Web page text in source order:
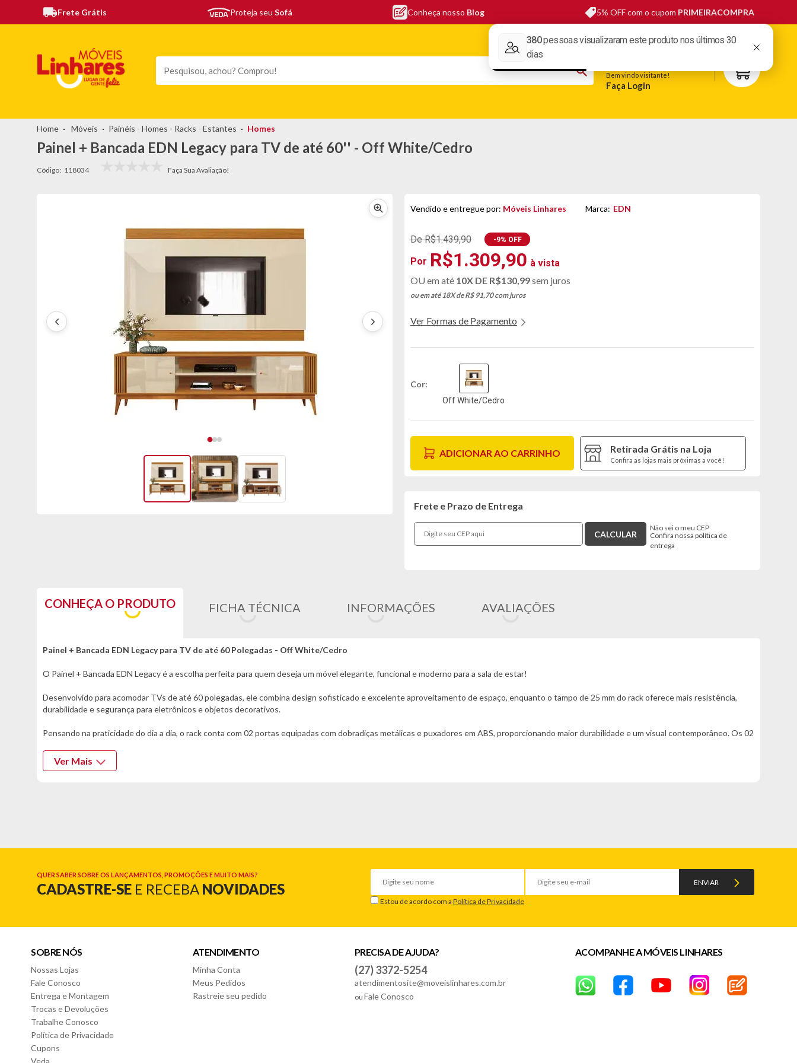
Frete Grátis Proteja seu Sofá Conheça nosso Blog 5% OFF com o cupom PRIMEIRACOMPRA
Bem vindo visitante!
Faça Login
Móveis Painéis - Homes - Racks - Estantes Homes
Painel + Bancada EDN Legacy para TV de até 60'' - Off White/Cedro
Código: 118034
Vendido e entregue por: Móveis Linhares Marca: EDN
De R$1.439,90
R$1.309,90
-9% OFF
10X DE R$130,99sem juros
ou em até 18X de R$ 91,70com juros
Ver Formas de Pagamento
Cor
Off White/Cedro
ADICIONAR AO CARRINHO Retirada Grátis na Loja
Confira as lojas mais próximas a você!
Frete e Prazo de Entrega
Não sei o meu CEP
Confira nossa política de
entrega
CONHEÇA O PRODUTO FICHA TÉCNICA INFORMAÇÕES AVALIAÇÕES
Painel + Bancada EDN Legacy para TV de até 60 Polegadas - Off White/Cedro
O Painel + Bancada EDN Legacy é a escolha perfeita para quem deseja um móvel elegante, funcional e moderno para a sala de estar!
Desenvolvido para acomodar TVs de até 60 polegadas, ele combina design sofisticado e excelente aproveitamento de espaço, enquanto o tampo de 25 mm do rack oferece mais resistência,
durabilidade e segurança para eletrônicos e objetos decorativos.
Pensando na praticidade do dia a dia, o rack conta com 02 portas equipadas com dobradiças metálicas e puxadores em ABS, proporcionando maior durabilidade e um visual contemporâneo. Os 02
Os 06 pés em madeira maciça garantem estabilidade e reforçam a qualidade do móvel, enquanto o detalhe ripado agrega charme e sofisticação à decoração.
- Modelo: Legacy
Cor:
- Tampo de 25mm
- 02 Portas com dobradiças metálicas
- Puxadores em ABS
- 02 Nichos
- 06 Pés em madeira maciça
- Rack com detalhe ripado
- Elegante e funcional
Dimensões do Painel:
- Altura: 125cm
Ver Mais
QUER SABER SOBRE OS LANÇAMENTOS, PROMOÇÕES E MUITO MAIS?
CADASTRE-SE E RECEBA NOVIDADES ENVIAR
Estou de acordo com a Política de Privacidade
SOBRE NÓS
Nossas Lojas
Fale Conosco
Entrega e Montagem
Trocas e Devoluções
Trabalhe Conosco
Política de Privacidade
Cupons
Veda
ATENDIMENTO
Minha Conta
Meus Pedidos
Rastreie seu pedido
PRECISA DE AJUDA?
(27) 3372-5254
atendimentosite@moveislinhares.com.br
ou Fale Conosco
ACOMPANHE A MÓVEIS LINHARES